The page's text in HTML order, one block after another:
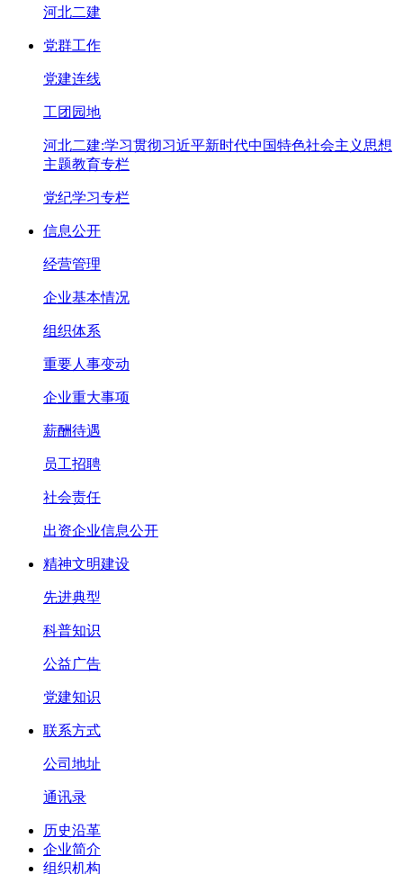
河北二建
党群工作
党建连线
工团园地
河北二建:学习贯彻习近平新时代中国特色社会主义思想
主题教育专栏
党纪学习专栏
信息公开
经营管理
企业基本情况
组织体系
重要人事变动
企业重大事项
薪酬待遇
员工招聘
社会责任
出资企业信息公开
精神文明建设
先进典型
科普知识
公益广告
党建知识
联系方式
公司地址
通讯录
历史沿革
企业简介
组织机构